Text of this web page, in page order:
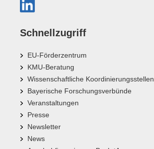
Schnellzugriff
EU-Förderzentrum
KMU-Beratung
Wissenschaftliche Koordinierungsstellen
Bayerische Forschungsverbünde
Veranstaltungen
Presse
Newsletter
News